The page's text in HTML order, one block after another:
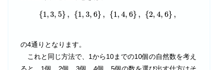
{1,3, 5} , {1, 3, 6} , {1, 4, 6} , {2, 4, 6} ,
{ 1,3 , 1, 3,6 {1 , 6}, ,4, }
の4通りとなります。
これと同じ方法で、1から10までの10個の自然数を考え
ると、1個、2個、3個、4個、5個の数を選び出す仕方はそ